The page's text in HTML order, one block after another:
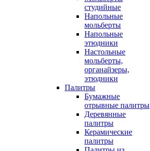
студийные
Напольные
мольберты
Напольные
этюдники
Настольные
мольберты,
органайзеры,
этюдники
Палитры
Бумажные
отрывные палитры
Деревянные
палитры
Керамические
палитры